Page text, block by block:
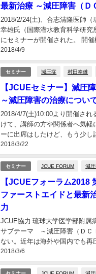
最新治療 ～減圧障害（Ｄ
2018/4/9
2018/2/24(土)、合志清隆医師
幸雄氏（国際潜水教育科学研
にセミナーが開催された。 開
れた第52回日本高気圧環境・潜
セミナー 減圧症 村田幸雄
【JCUEセミナー】減圧
～減圧障害の治療につい
2018/3/22
2018/4/7(土)10:00より開催さ
けて、講師の方や関係者へ気
ーに出席はしたけど、もう少
を設けました。セミナー参加後
セミナー JCUE FORUM 減
【JCUEフォーラム2018
ファーストエイドと最新
力
2018/3/6
JCUE協力 琉球大学医学部附
サブテーマ ～減圧障害（ＤＣ
ない。近年は海外や国内でも
的な酸素供給法が減圧障害への
セミナー